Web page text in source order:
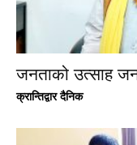
जनताको उत्साह
क्रान्तिद्वार दैनिक